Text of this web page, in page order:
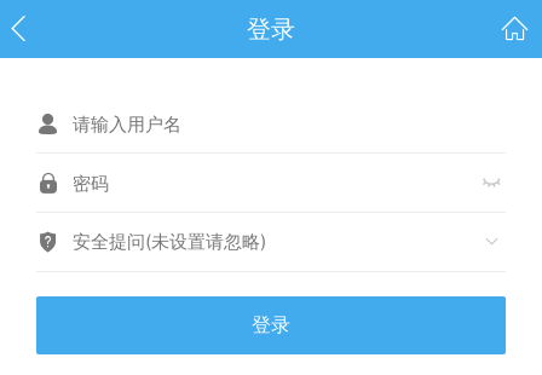
登录
安全提问(未设置请忽略)
登录